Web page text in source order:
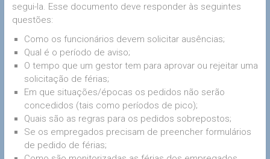
segui-la. Esse documento deve responder às seguintes
questões:
Como os funcionários devem solicitar ausências;
Qual é o período de aviso;
O tempo que um gestor tem para aprovar ou rejeitar uma
solicitação de férias;
Em que situações/épocas os pedidos não serão
concedidos (tais como períodos de pico);
Quais são as regras para os pedidos sobrepostos;
Se os empregados precisam de preencher formulários
de pedido de férias;